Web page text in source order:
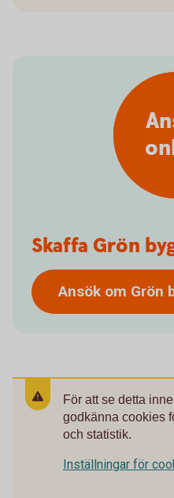
Skaffa Grön
Ansök om Grön
För att se detta
godkänna cookies
och statistik.
Inställningar för